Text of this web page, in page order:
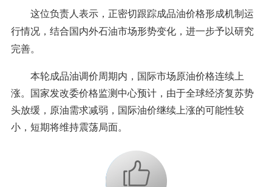
这位负责人表示，正密切跟踪成品油价格形成机制运
行情况，结合国内外石油市场形势变化，进一步予以研究
完善。
本轮成品油调价周期内，国际市场原油价格连续上
涨。国家发改委价格监测中心预计，由于全球经济复苏势
头放缓，原油需求减弱，国际油价继续上涨的可能性较
小，短期将维持震荡局面。
+1